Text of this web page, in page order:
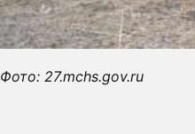
Фото: 27.mchs.gov.ru